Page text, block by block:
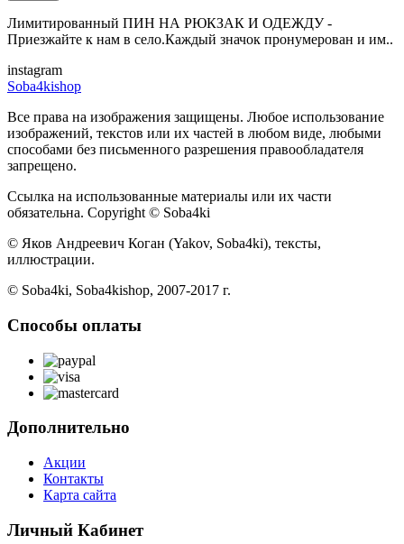
Лимитированный ПИН НА РЮКЗАК И ОДЕЖДУ -
Приезжайте к нам в село.Каждый значок пронумерован и им..
instagram
Soba4kishop
Все права на изображения защищены. Любое использование
изображений, текстов или их частей в любом виде, любыми
способами без письменного разрешения правообладателя
запрещено.
Ссылка на использованные материалы или их части
обязательна. Copyright © Soba4ki
© Яков Андреевич Коган (Yakov, Soba4ki), тексты,
иллюстрации.
© Soba4ki, Soba4kishop, 2007-2017 г.
Способы оплаты
Дополнительно
Акции
Контакты
Карта сайта
Личный Кабинет